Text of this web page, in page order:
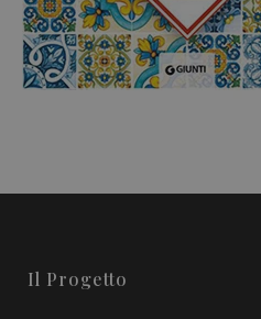
Il Progetto